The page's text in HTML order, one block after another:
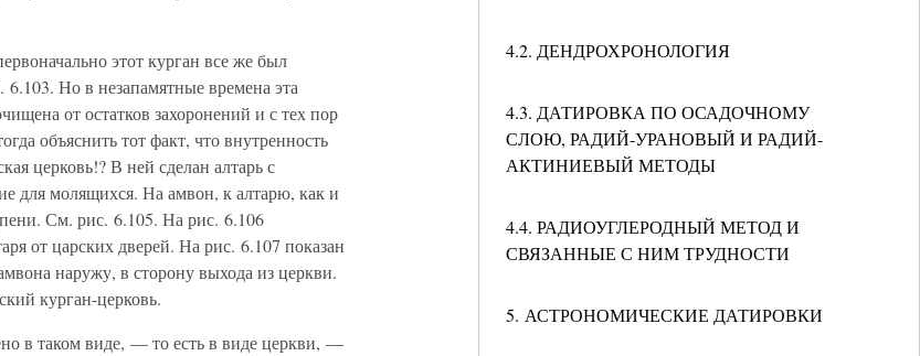
4.2. ДЕНДРОХРОНОЛОГИЯ
4.3. ДАТИРОВКА ПО ОСАДОЧНОМУ
СЛОЮ, РАДИЙ-УРАНОВЫЙ И РАДИЙ-
АКТИНИЕВЫЙ МЕТОДЫ
4.4. РАДИОУГЛЕРОДНЫЙ МЕТОД И
СВЯЗАННЫЕ С НИМ ТРУДНОСТИ
5. АСТРОНОМИЧЕСКИЕ ДАТИРОВКИ
этот курган все же был
Но в незапамятные времена эта
от остатков захоронений и с тех пор
объяснить тот факт, что внутренность
церковь!? В ней сделан алтарь с
для молящихся. На амвон, к алтарю, как и
См. рис. 6.105. На рис. 6.106
от царских дверей. На рис. 6.107 показан
наружу, в сторону выхода из церкви.
курган-церковь.
в таком виде, — то есть в виде церкви, —